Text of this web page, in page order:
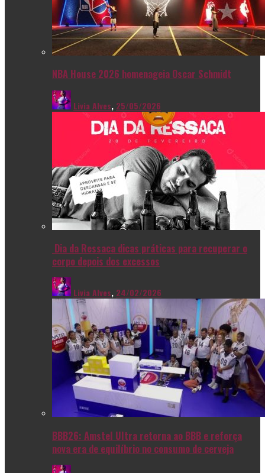
NBA House 2026 homenageia Oscar Schmidt
Livia Alves, 25/05/2026
Dia da Ressaca dicas práticas para recuperar o
corpo depois dos excessos
Livia Alves, 24/02/2026
BBB26: Amstel Ultra retorna ao BBB e reforça
nova era de equilíbrio no consumo de cerveja